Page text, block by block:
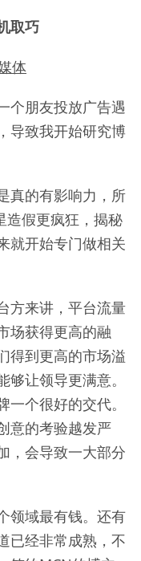
取巧
体
个朋友投放广告遇
导致我开始研究博
真的有影响力，所
造假更疯狂，揭秘
就开始专门做相关
方来讲，平台流量
场获得更高的融
得到更高的市场溢
让领导更满意。
个很好的交代。
意的考验越发严
，会导致一大部分
领域最有钱。还有
已经非常成熟，不